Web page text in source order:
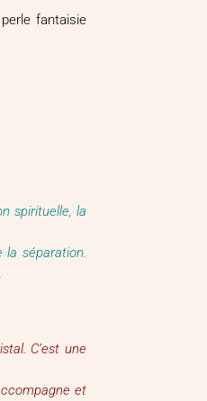
fantaisie
spirituelle, la
la séparation.
C’est une
et